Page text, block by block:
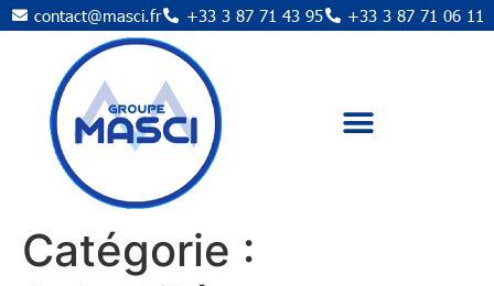
contact@masci.fr +33 3 87 71 43 95 +33 3 87 71 06 11
Catégorie :